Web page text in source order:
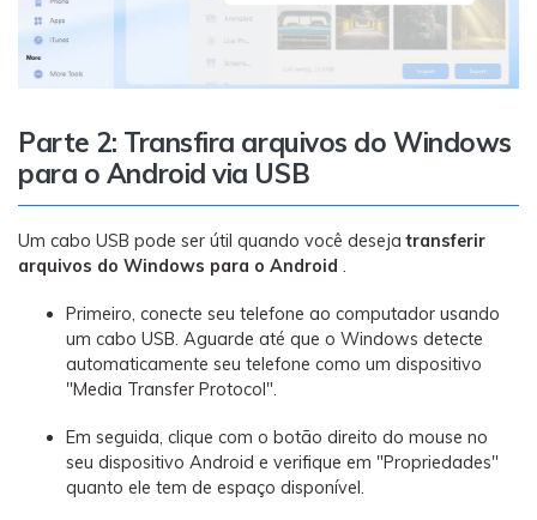
Parte 2: Transfira arquivos do Windows
para o Android via USB
Um cabo USB pode ser útil quando você desejatransferir
arquivos do Windows para o Android .
Primeiro, conecte seu telefone ao computador usando
um cabo USB. Aguarde até que o Windows detecte
automaticamente seu telefone como um dispositivo
"Media Transfer Protocol".
Em seguida, clique com o botão direito do mouse no
seu dispositivo Android e verifique em "Propriedades"
quanto ele tem de espaço disponível.